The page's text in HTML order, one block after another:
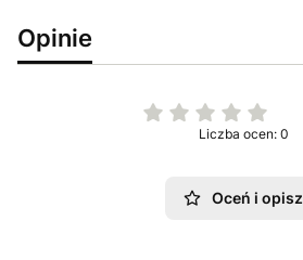
Opinie
Liczba ocen: 0
Oceń i opisz